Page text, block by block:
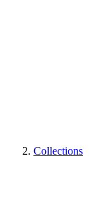
Collections